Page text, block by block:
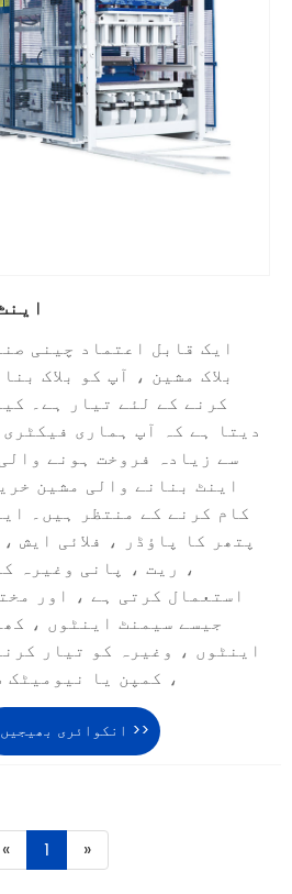
ایک قابل اعتماد چینی
بلاک مشین ، آپ کو بلاک
کرنے کے لئے تیار ہے۔
دیتا ہے کہ آپ ہماری
سے زیادہ فروخت ہونے
اینٹ بنانے والی مشین
کام کرنے کے منتظر ہیں۔
پتھر کا پاؤڈر ، فلائی ایش
، ریت ، پانی وغیرہ
استعمال کرتی ہے ، اور
جیسے سیمنٹ اینٹوں ،
اینٹوں ، وغیرہ کو تیار
، کمپن یا
انکوائری بھیجیں۔ >>
« 1 »